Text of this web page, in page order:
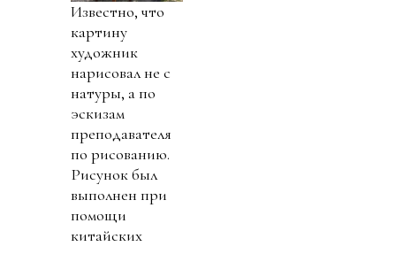
Известно, что
картину
художник
нарисовал не с
натуры, а по
эскизам
преподавателя
по рисованию.
Рисунок был
выполнен при
помощи
китайских